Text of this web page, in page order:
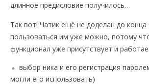
длинное предисловие получилось…
Так вот! Чатик ещё не доделан до конца
пользоваться им уже можно, потому
функционал уже присутствует и
выбор ника и его регистрация
могли его использовать)